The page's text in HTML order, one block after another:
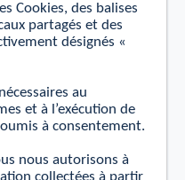
Cookies, des balises
partagés et des
désignés «
au
et à l’exécution de
à consentement.
nous autorisons à